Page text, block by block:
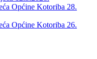
Općine Kotoriba 28.
Općine Kotoriba 26.